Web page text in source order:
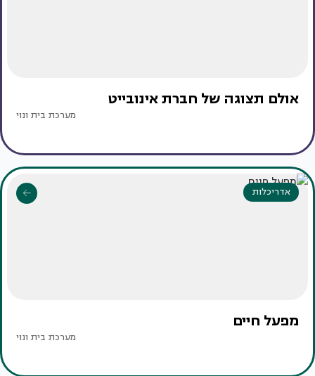
אולם תצוגה של חברת אינובייט
מערכת בית ונוי
אדריכלות
מפעל חיים
מערכת בית ונוי